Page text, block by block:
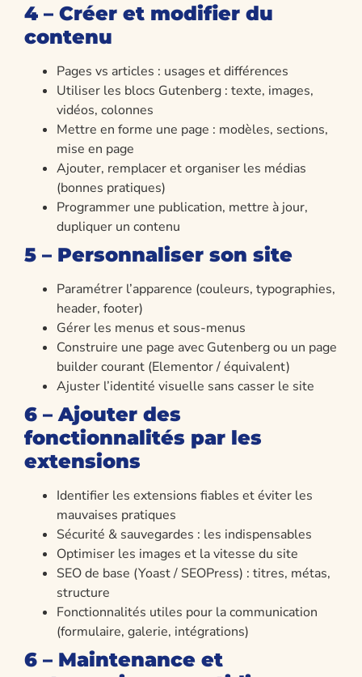
4 – Créer et modifier du
contenu
Pages vs articles : usages et différences
Utiliser les blocs Gutenberg : texte, images,
vidéos, colonnes
Mettre en forme une page : modèles, sections,
mise en page
Ajouter, remplacer et organiser les médias
(bonnes pratiques)
Programmer une publication, mettre à jour,
dupliquer un contenu
5 – Personnaliser son site
Paramétrer l’apparence (couleurs, typographies,
header, footer)
Gérer les menus et sous-menus
Construire une page avec Gutenberg ou un page
builder courant (Elementor / équivalent)
Ajuster l’identité visuelle sans casser le site
6 – Ajouter des
fonctionnalités par les
extensions
Identifier les extensions fiables et éviter les
mauvaises pratiques
Sécurité & sauvegardes : les indispensables
Optimiser les images et la vitesse du site
SEO de base (Yoast / SEOPress) : titres, métas,
structure
Fonctionnalités utiles pour la communication
(formulaire, galerie, intégrations)
6 – Maintenance et